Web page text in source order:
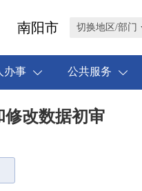
南阳市 切换地区/部门
办事 公共服务
修改数据初审